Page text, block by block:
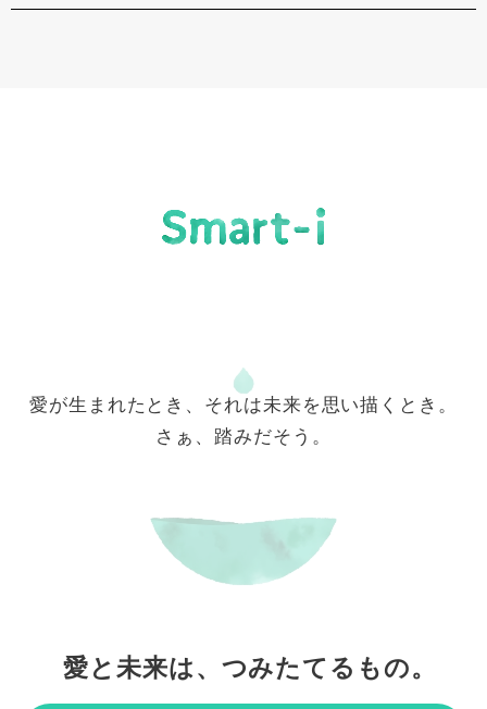
愛が生まれたとき、それは未来を思い描くとき。
さぁ、踏みだそう。
愛と未来は、つみたてるもの。